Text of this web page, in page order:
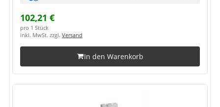
102,21 €
pro 1 Stück
inkl. MwSt. zzgl. Versand
In den Warenkorb